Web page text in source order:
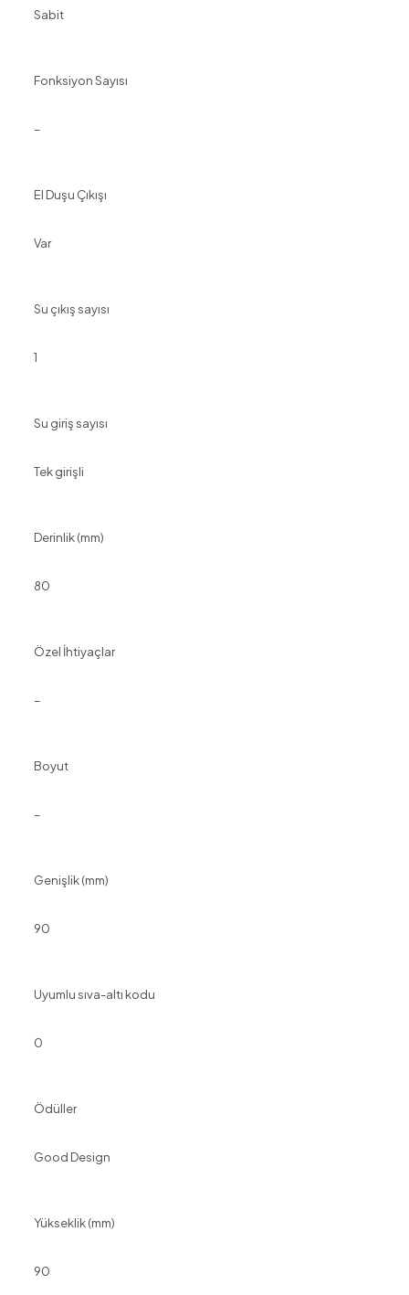
Sabit
Fonksiyon Sayısı
–
El Duşu Çıkışı
Var
Su çıkış sayısı
1
Su giriş sayısı
Tek girişli
Derinlik (mm)
80
Özel İhtiyaçlar
–
Boyut
–
Genişlik (mm)
90
Uyumlu sıva-altı kodu
0
Ödüller
Good Design
Yükseklik (mm)
90